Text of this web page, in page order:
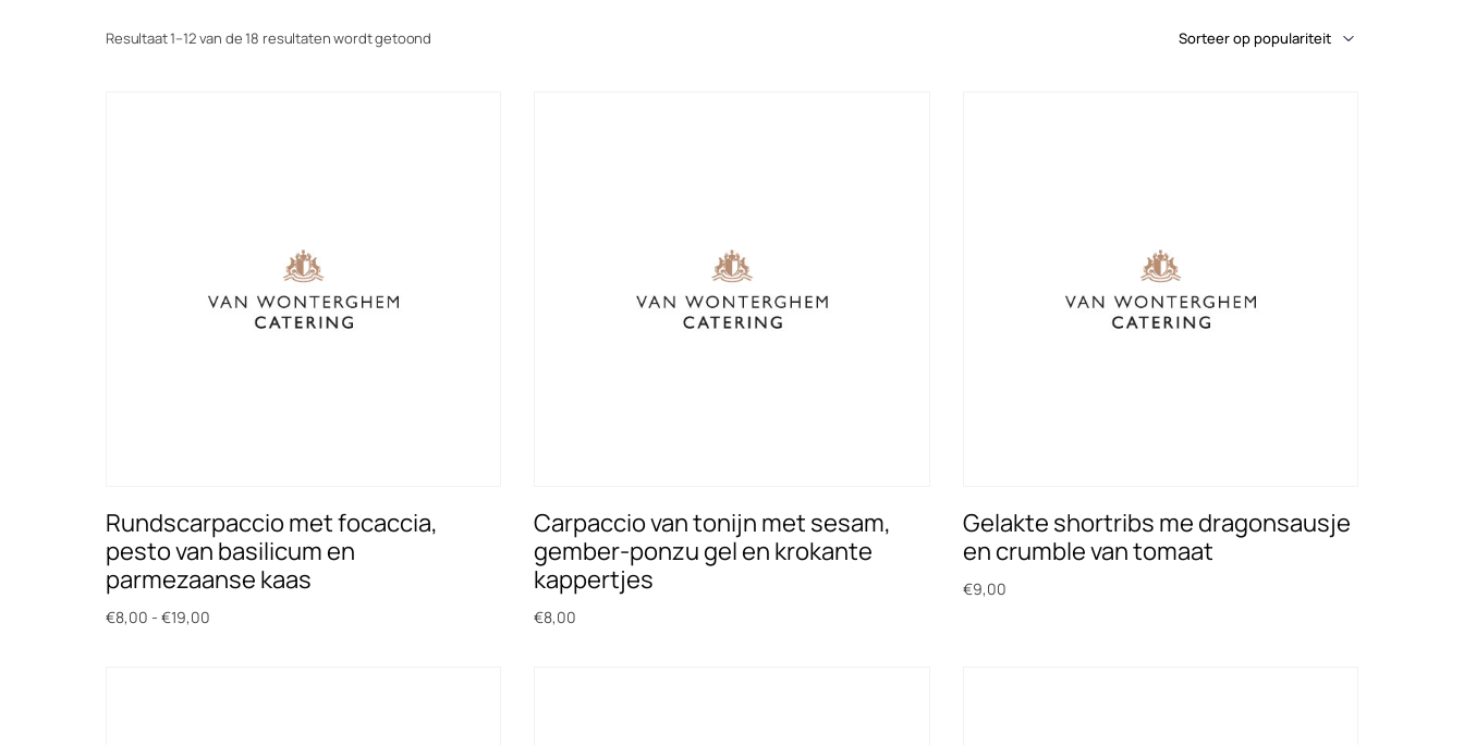
Resultaat 1–12 van de 18 resultaten wordt getoond
Rundscarpaccio met focaccia,
pesto van basilicum en
parmezaanse kaas
€8,00 - €19,00
Carpaccio van tonijn met sesam,
gember-ponzu gel en krokante
kappertjes
€8,00
Gelakte shortribs me dragonsausje
en crumble van tomaat
€9,00